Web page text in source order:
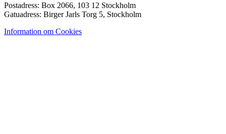
Postadress: Box 2066, 103 12 Stockholm
Gatuadress: Birger Jarls Torg 5, Stockholm
Information om Cookies